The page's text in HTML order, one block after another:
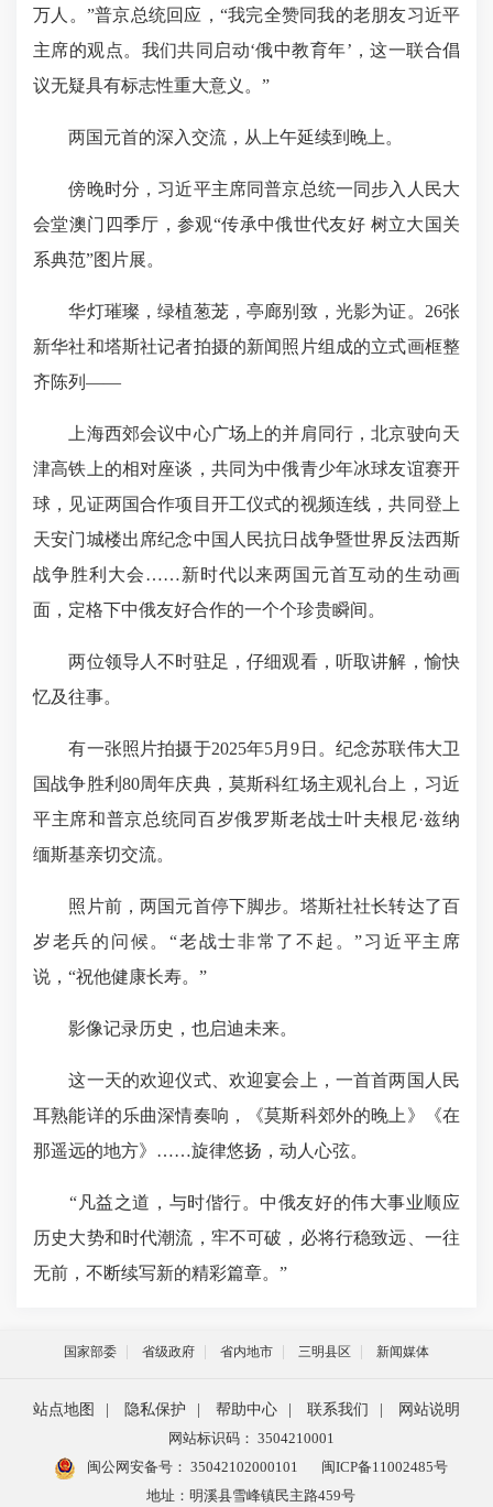
万人。”普京总统回应，“我完全赞同我的老朋友习近平
主席的观点。我们共同启动‘俄中教育年’，这一联合倡
议无疑具有标志性重大意义。”
两国元首的深入交流，从上午延续到晚上。
傍晚时分，习近平主席同普京总统一同步入人民大
会堂澳门四季厅，参观“传承中俄世代友好 树立大国关
系典范”图片展。
华灯璀璨，绿植葱茏，亭廊别致，光影为证。26张
新华社和塔斯社记者拍摄的新闻照片组成的立式画框整
齐陈列——
上海西郊会议中心广场上的并肩同行，北京驶向天
津高铁上的相对座谈，共同为中俄青少年冰球友谊赛开
球，见证两国合作项目开工仪式的视频连线，共同登上
天安门城楼出席纪念中国人民抗日战争暨世界反法西斯
战争胜利大会……新时代以来两国元首互动的生动画
面，定格下中俄友好合作的一个个珍贵瞬间。
两位领导人不时驻足，仔细观看，听取讲解，愉快
忆及往事。
有一张照片拍摄于2025年5月9日。纪念苏联伟大卫
国战争胜利80周年庆典，莫斯科红场主观礼台上，习近
平主席和普京总统同百岁俄罗斯老战士叶夫根尼·兹纳
缅斯基亲切交流。
照片前，两国元首停下脚步。塔斯社社长转达了百
岁老兵的问候。“老战士非常了不起。”习近平主席
说，“祝他健康长寿。”
影像记录历史，也启迪未来。
这一天的欢迎仪式、欢迎宴会上，一首首两国人民
耳熟能详的乐曲深情奏响，《莫斯科郊外的晚上》《在
那遥远的地方》……旋律悠扬，动人心弦。
“凡益之道，与时偕行。中俄友好的伟大事业顺应
历史大势和时代潮流，牢不可破，必将行稳致远、一往
无前，不断续写新的精彩篇章。”
国家部委 省级政府 省内地市 三明县区 新闻媒体
站点地图 隐私保护 帮助中心 联系我们
网站说明
网站标识码： 3504210001
闽公网安备号： 35042102000101
闽ICP备11002485号
地址：明溪县雪峰镇民主路459号